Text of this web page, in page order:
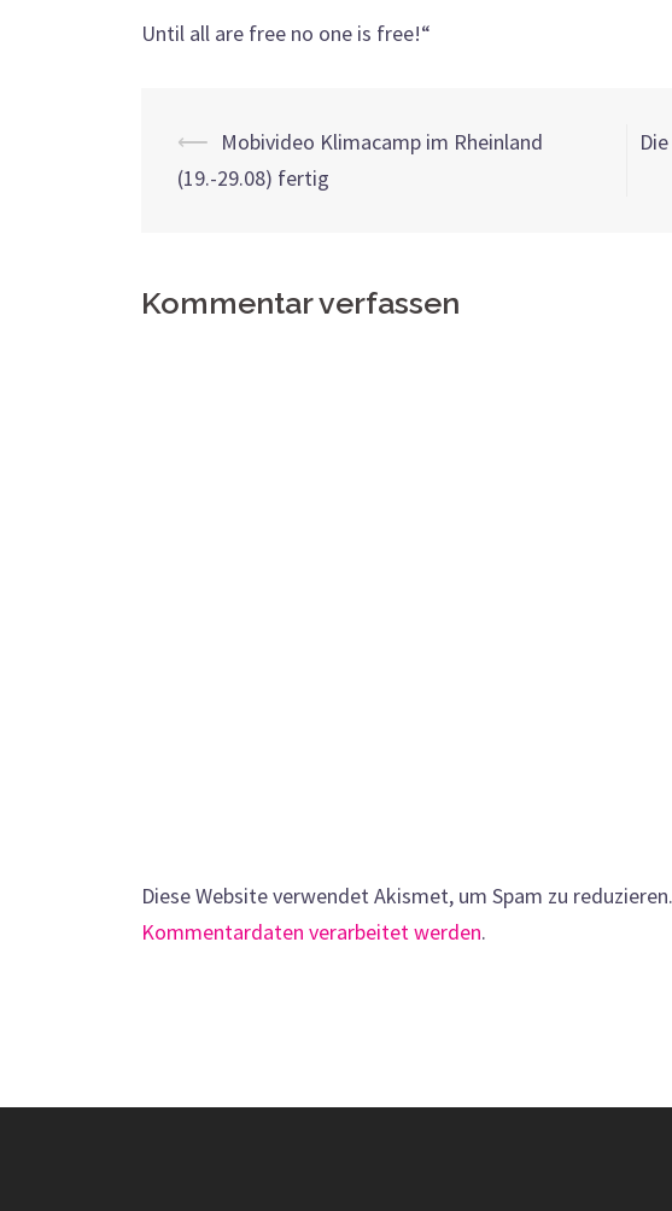
Until all are free no one is free!“
Beitrags-
Navigation
⟵ Mobivideo Klimacamp im Rheinland
(19.-29.08) fertig
Kommentar verfassen
Diese Website verwendet Akismet, um Spam zu reduzieren.
Kommentardaten verarbeitet werden.